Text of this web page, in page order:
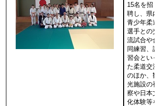
15名を招
聘し、県内
青少年柔道
選手との交
流試合や合
同練習、講
習会といっ
た柔道交流
のほか、観
光施設の視
察や日本文
化体験等を